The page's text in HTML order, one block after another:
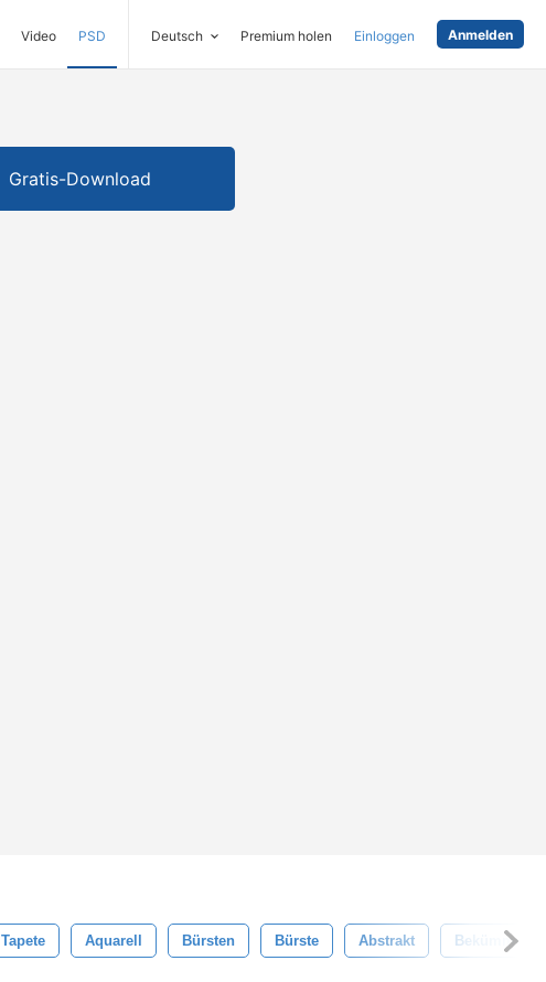
Video PSD Deutsch Premium holen Einloggen Anmelden
Gratis-Download
Tapete Aquarell Bürsten Bürste Abstrakt Bekümmert